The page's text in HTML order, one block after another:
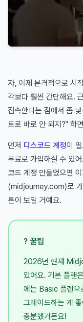
자, 이제 본격적으로 시
각보다 훨씬 간단해요.
접속한다는 점에서 좀
트로 바로 안 되지?" 하
먼저 디스코드 계정이
무료로 가입하실 수 있
코드 계정 만들었으면
(midjourney.com)로
튼이 보일 거예요.
? 꿀팁
2026년 현재
있어요. 기본 플랜
에는 Basic 플랜으
그레이드하는 게
충분했거든요!